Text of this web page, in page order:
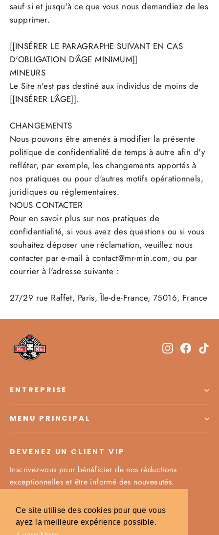
Ce site utilise des cookies pour que vous
ayez la meilleure expérience possible.
sauf si et jusqu'à ce que vous nous demandiez de les
supprimer.
[[INSÉRER LE PARAGRAPHE SUIVANT EN CAS
D'OBLIGATION D'ÂGE MINIMUM]]
MINEURS
Le Site n'est pas destiné aux individus de moins de
[[INSÉRER L'ÂGE]].
CHANGEMENTS
Nous pouvons être amenés à modifier la présente
politique de confidentialité de temps à autre afin d'y
refléter, par exemple, les changements apportés à
nos pratiques ou pour d'autres motifs opérationnels,
juridiques ou réglementaires.
NOUS CONTACTER
Pour en savoir plus sur nos pratiques de
confidentialité, si vous avez des questions ou si vous
souhaitez déposer une réclamation, veuillez nous
contacter par e-mail à contact@mr-min.com, ou par
courrier à l'adresse suivante :
27/29 rue Raffet, Paris, Île-de-France, 75016, France
Instagram
ENTREPRISE
MENU PRINCIPAL
DEVENEZ UN CLIENT VIP
Inscrivez-vous pour bénéficier de nos réductions
exceptionnelles et être informé des nouveautés.
vous
S'inscrire